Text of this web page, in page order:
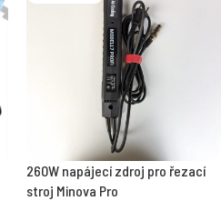
260W napájecí zdroj pro řezací
stroj Minova Pro